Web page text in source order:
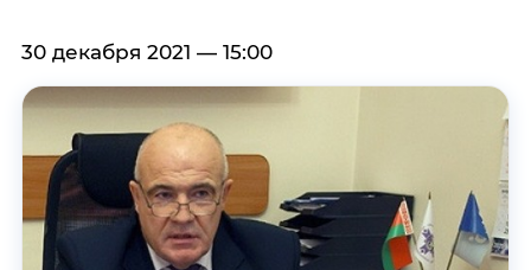
30 декабря 2021 — 15:00